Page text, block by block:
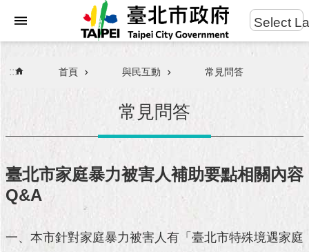
進
搜
市
民
務
Select
::: 首頁 與民互動 常見問答
常見問答
臺北市家庭暴力被害人補助要點相關內容
Q&A
一、本市針對家庭暴力被害人有「臺北市特殊境遇家庭